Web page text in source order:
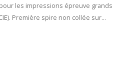
les impressions épreuve grands
Première spire non collée sur